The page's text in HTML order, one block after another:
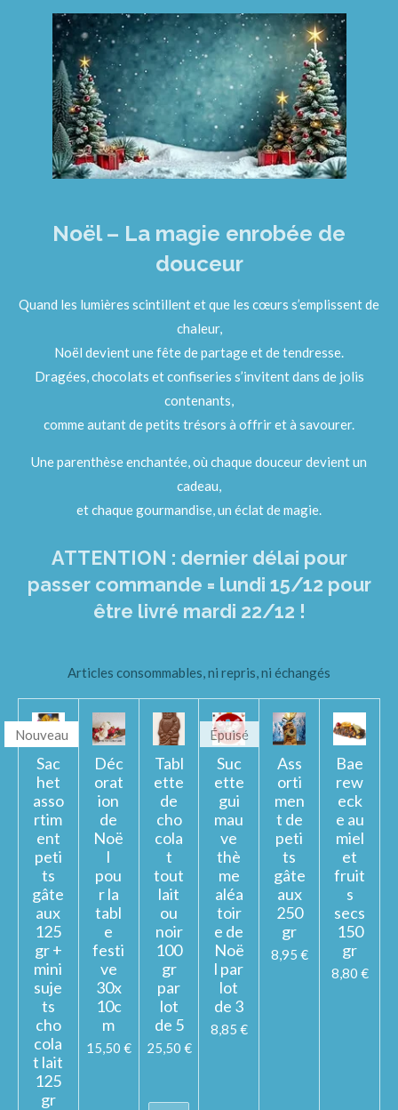
Noël – La magie enrobée de
douceur
Quand les lumières scintillent et que les cœurs s’emplissent de
chaleur,
Noël devient une fête de partage et de tendresse.
Dragées, chocolats et confiseries s’invitent dans de jolis
contenants,
comme autant de petits trésors à offrir et à savourer.
Une parenthèse enchantée, où chaque douceur devient un
cadeau,
et chaque gourmandise, un éclat de magie.
ATTENTION : dernier délai pour
passer commande = lundi 15/12 pour
être livré mardi 22/12 !
Articles consommables, ni repris, ni échangés
Nouveau
Sac
het
asso
rtim
ent
peti
ts
gâte
aux
125
gr +
mini
suje
ts
cho
cola
t lait
125
gr
Déc
orat
ion
de
Noë
l
pou
r la
tabl
e
festi
ve
30x
10c
m
15,50 €
Tabl
ette
de
cho
cola
t
tout
lait
ou
noir
100
gr
par
lot
de 5
25,50 €
Épuisé
Suc
ette
gui
mau
ve
thè
me
aléa
toir
e de
Noë
l par
lot
de 3
8,85 €
Ass
orti
men
t de
peti
ts
gâte
aux
250
gr
8,95 €
Bae
rew
eck
e au
miel
et
fruit
s
secs
150
gr
8,80 €